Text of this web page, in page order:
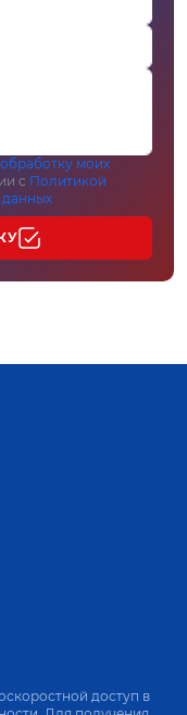
моих
с Политикой
доступ в